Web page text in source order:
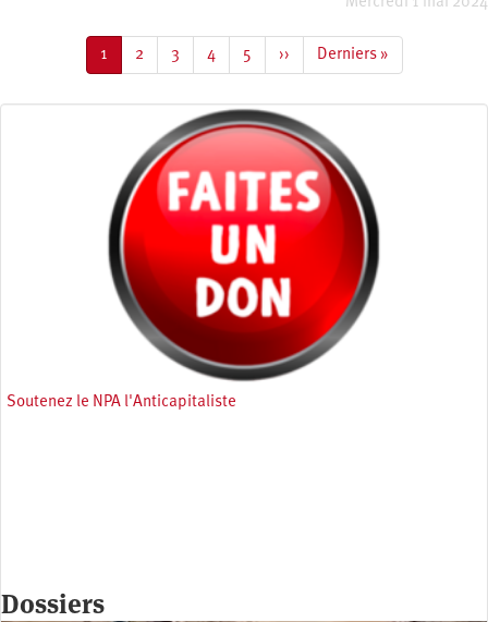
Page
courante
1 Page
2 Page
3 Page
4 Page
5
Page
suivante
››
Dernière
page
Derniers »
Soutenez le NPA l'Anticapitaliste
Dossiers